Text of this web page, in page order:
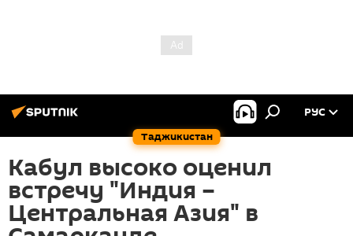
Таджикистан
РУС
Кабул высоко оценил
встречу "Индия –
Центральная Азия" в